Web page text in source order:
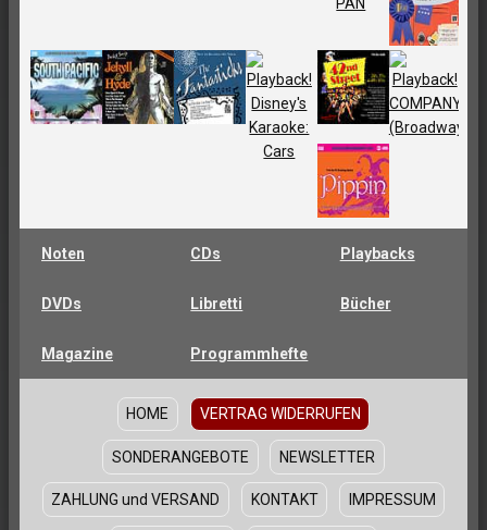
Noten CDs Playbacks
DVDs Libretti Bücher
Magazine Programmhefte
HOME VERTRAG WIDERRUFEN
SONDERANGEBOTE NEWSLETTER
ZAHLUNG und VERSAND KONTAKT IMPRESSUM